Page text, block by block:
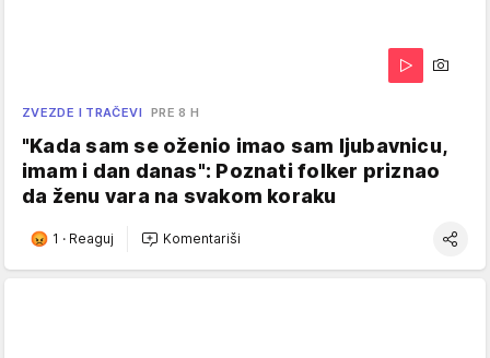
ZVEZDE I TRAČEVI PRE 8 H
"Kada sam se oženio imao sam ljubavnicu,
imam i dan danas": Poznati folker priznao
da ženu vara na svakom koraku
1 · Reaguj Komentariši